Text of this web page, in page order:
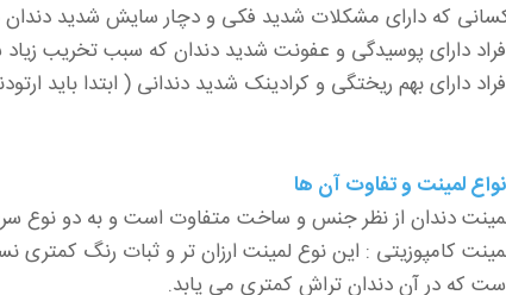
که دارای مشکلات شدید فکی و دچار سایش شدید دندان
دارای پوسیدگی و عفونت شدید دندان که سبب تخریب
دارای بهم ریختگی و کرادینک شدید دندانی ( ابتدا باید
لمینت و تفاوت آن ها
دندان از نظر جنس و ساخت متفاوت است و به دو نوع
کامپوزیتی : این نوع لمینت ارزان تر و ثبات رنگ کمتری
که در آن دندان تراش کمتری می یابد.